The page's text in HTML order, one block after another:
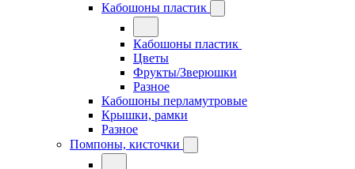
Кабошоны пластик
Кабошоны пластик
Цветы
Фрукты/Зверюшки
Разное
Кабошоны перламутровые
Крышки, рамки
Разное
Помпоны, кисточки